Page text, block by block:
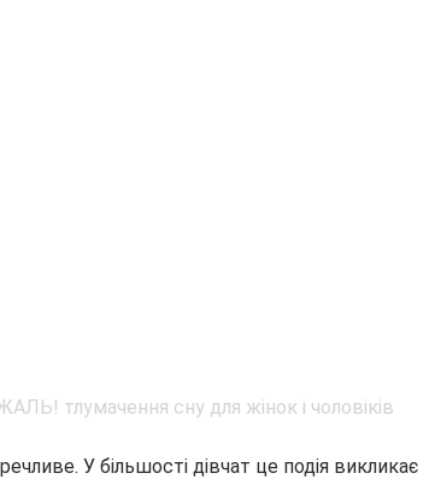
У більшості дівчат це подія викликає